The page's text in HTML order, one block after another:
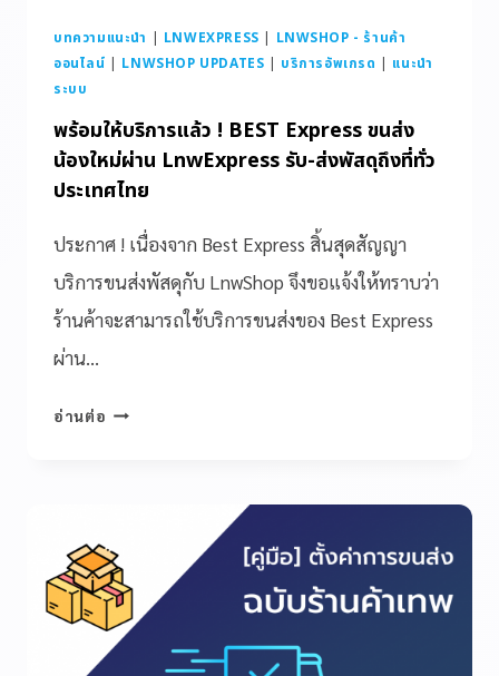
บทความแนะนำ | LNWEXPRESS | LNWSHOP - ร้านค้า
ออนไลน์ | LNWSHOP UPDATES | บริการอัพเกรด | แนะนำ
ระบบ
พร้อมให้บริการแล้ว ! BEST Express ขนส่ง
น้องใหม่ผ่าน LnwExpress รับ-ส่งพัสดุถึงที่ทั่ว
ประเทศไทย
ประกาศ ! เนื่องจาก Best Express สิ้นสุดสัญญา
บริการขนส่งพัสดุกับ LnwShop จึงขอแจ้งให้ทราบว่า
ร้านค้าจะสามารถใช้บริการขนส่งของ Best Express
ผ่าน…
อ่านต่อ